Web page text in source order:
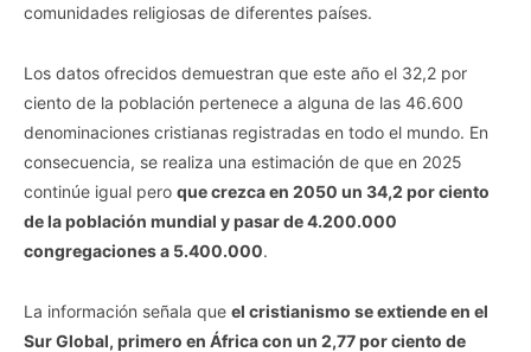
comunidades religiosas de diferentes países.
Los datos ofrecidos demuestran que este año el 32,2 por
ciento de la población pertenece a alguna de las 46.600
denominaciones cristianas registradas en todo el mundo. En
consecuencia, se realiza una estimación de que en 2025
continúe igual pero que crezca en 2050 un 34,2 por ciento
de la población mundial y pasar de 4.200.000
congregaciones a 5.400.000.
La información señala que el cristianismo se extiende en el
Sur Global, primero en África con un 2,77 por ciento de